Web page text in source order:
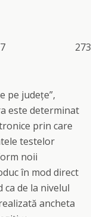
pe județe”,
este determinat
prin care
testelor
noii
în mod direct
de la nivelul
ancheta